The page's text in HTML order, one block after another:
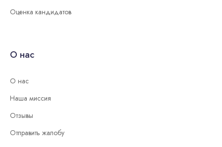
Оценка кандидатов
О нас
О нас
Наша миссия
Отзывы
Отправить жалобу